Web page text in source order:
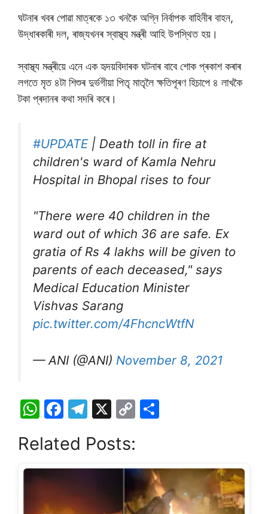
ঘটনাৰ খবৰ পোৱা মাত্ৰকে ১৩ খনকৈ অগ্নি নিৰ্বাপক বাহিনীৰ বাহন,
উদ্ধাৰকাৰী দল, ৰাজ্যখনৰ স্বাস্থ্য মন্ত্ৰী আহি উপস্থিত হয়।
স্বাস্থ্য মন্ত্ৰীয়ে এনে এক হৃদয়বিদাৰক ঘটনাৰ বাবে শোক প্ৰকাশ কৰাৰ
লগতে মৃত ৪টা শিশুৰ দুৰ্ভগীয়া পিতৃ মাতৃলৈ ক্ষতিপূৰণ হিচাপে ৪ লাখকৈ
টকা প্ৰদানৰ কথা সদৰি কৰে।
#UPDATE| Death toll in fire at
children's ward of Kamla Nehru
Hospital in Bhopal rises to four
"There were 40 children in the
ward out of which 36 are safe. Ex
gratia of Rs 4 lakhs will be given to
parents of each deceased," says
Medical Education Minister
Vishvas Sarang
pic.twitter.com/4FhcncWtfN
— ANI (@ANI) November 8, 2021
W
at
s
A
p
F
c
e
b
o
T
e
gr
m
X
C
y
Li
n
e
Related Posts: